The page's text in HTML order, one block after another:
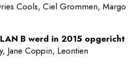
Cools, Ciel Grommen, Margo
B werd in 2015 opgericht
Jane Coppin, Leontien